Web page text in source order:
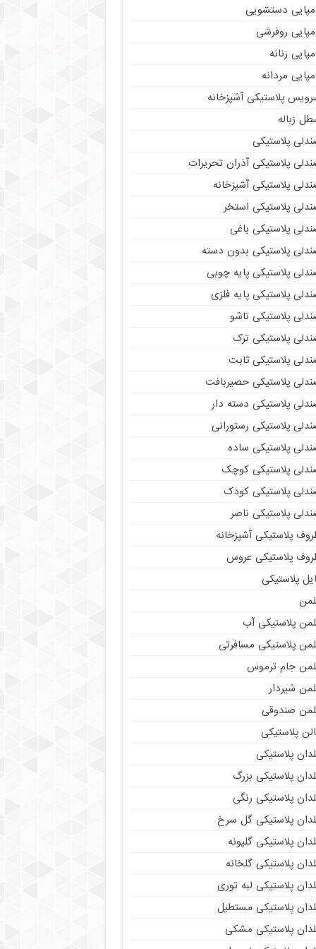
دستشویی
روفرشی
زنانه
مردانه
پلاستیکی آشپزخانه
زباله
پلاستیکی
پلاستیکی آذران تحریرات
پلاستیکی آشپزخانه
پلاستیکی استخر
پلاستیکی باغی
پلاستیکی بدون دسته
پلاستیکی پایه چوبی
پلاستیکی پایه فلزی
پلاستیکی تاشو
پلاستیکی ترک
پلاستیکی ثابت
پلاستیکی حصیربافت
پلاستیکی دسته دار
پلاستیکی رستورانی
پلاستیکی ساده
پلاستیکی کوچک
پلاستیکی کودک
پلاستیکی ناصر
پلاستیکی آشپزخانه
پلاستیکی عروس
پلاستیکی
پلاستیکی آب
پلاستیکی مسافرتی
جام ترموس
شیردار
صندوقی
پلاستیکی
پلاستیکی
پلاستیکی بزرگ
پلاستیکی رنگی
پلاستیکی گل سرخ
پلاستیکی گلپونه
پلاستیکی گلخانه
پلاستیکی لبه توری
پلاستیکی مستطیل
پلاستیکی مشکی